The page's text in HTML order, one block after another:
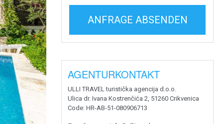
ANFRAGE ABSENDEN
AGENTURKONTAKT
ULLI TRAVEL turistička agencija d.o.o.
Ulica dr. Ivana Kostrenčića 2, 51260 Crikvenica
Code: HR-AB-51-080906713